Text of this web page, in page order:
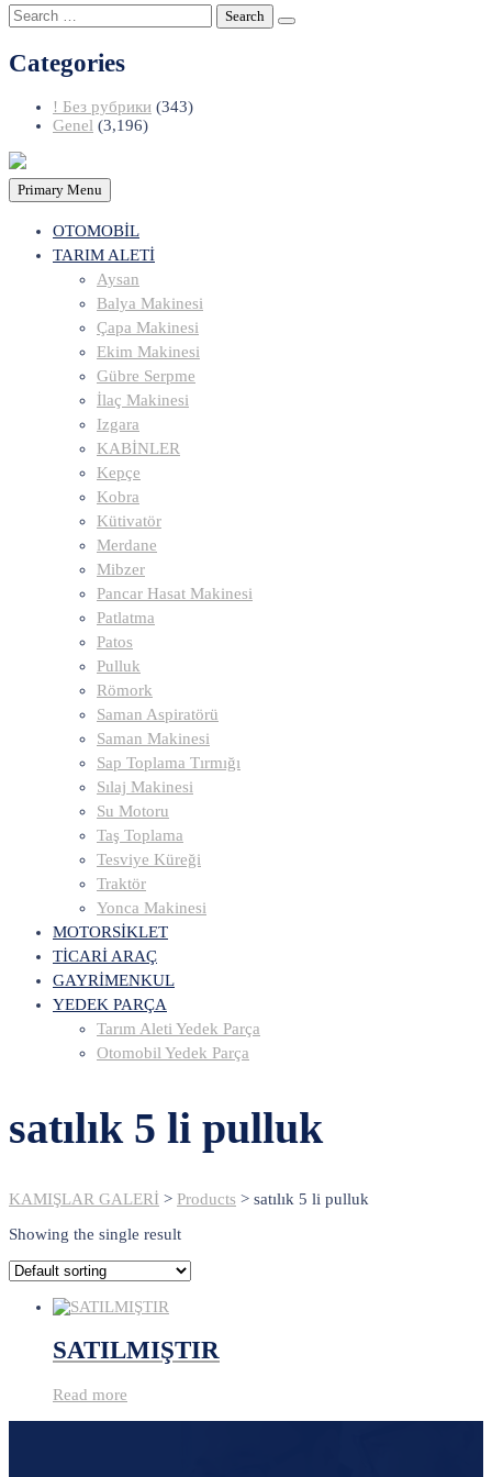
Search
for:
Categories
! Без рубрики (343)
Genel (3,196)
Primary Menu
OTOMOBİL
TARIM ALETİ
Aysan
Balya Makinesi
Çapa Makinesi
Ekim Makinesi
Gübre Serpme
İlaç Makinesi
Izgara
KABİNLER
Kepçe
Kobra
Kütivatör
Merdane
Mibzer
Pancar Hasat Makinesi
Patlatma
Patos
Pulluk
Römork
Saman Aspiratörü
Saman Makinesi
Sap Toplama Tırmığı
Sılaj Makinesi
Su Motoru
Taş Toplama
Tesviye Küreği
Traktör
Yonca Makinesi
MOTORSİKLET
TİCARİ ARAÇ
GAYRİMENKUL
YEDEK PARÇA
Tarım Aleti Yedek Parça
Otomobil Yedek Parça
satılık 5 li pulluk
KAMIŞLAR GALERİ > Products > satılık 5 li pulluk
Showing the single result
SATILMIŞTIR
Read more